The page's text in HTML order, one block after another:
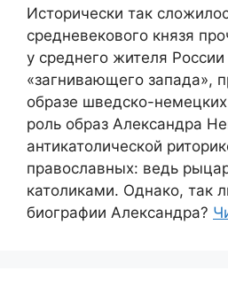
Исторически так
средневекового князя
у среднего жителя
«загнивающего запада»,
образе шведско-
роль образ Александра
антикатолической
православных: ведь
католиками. Однако, так
биографии Александра?